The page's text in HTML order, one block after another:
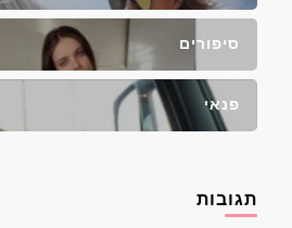
סיפורים
פנאי
תגובות